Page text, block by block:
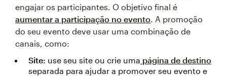
engajar os participantes. O objetivo final é
aumentar a participação no evento. A promoção
do seu evento deve usar uma combinação de
canais, como:
Site: use seu site ou crie uma página de destino
separada para ajudar a promover seu evento e